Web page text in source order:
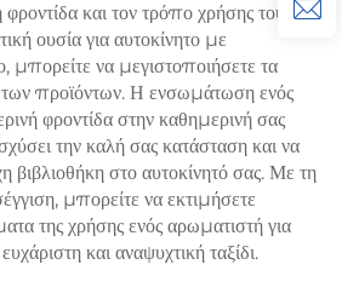
και τον τρόπο χρήσης του
ουσία για αυτοκίνητο με
μπορείτε να μεγιστοποιήσετε τα
προϊόντων. Η ενσωμάτωση ενός
φροντίδα στην καθημερινή σας
την καλή σας κατάσταση και να
βιβλιοθήκη στο αυτοκίνητό σας. Με τη
μπορείτε να εκτιμήσετε
της χρήσης ενός αρωματιστή για
και αναψυχτική ταξίδι.